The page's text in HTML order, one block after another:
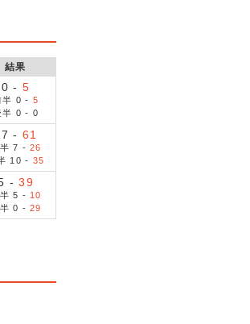
結果
0 - 5
半 0 - 5
半 0 - 0
- 61
7 -26
10 - 35
-39
5 - 10
0 -29